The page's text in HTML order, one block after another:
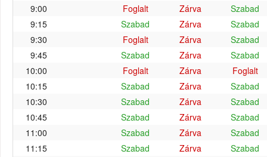
9:00
Foglalt Zárva
Szabad
9:15
Szabad Zárva
Szabad
9:30
Foglalt Zárva
Szabad
9:45
Szabad Zárva
Szabad
10:00
Foglalt Zárva
Foglalt
10:15
Szabad Zárva
Szabad
10:30
Szabad Zárva
Szabad
10:45
Szabad Zárva
Szabad
11:00
Szabad Zárva
Szabad
11:15
Szabad Zárva
Szabad